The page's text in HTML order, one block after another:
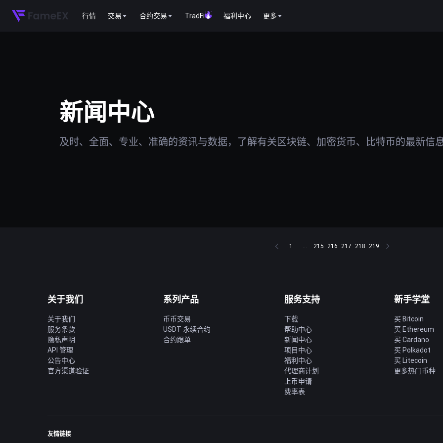
行情 交易 合约交易 TradFi 福利中心 更多
新闻中心
及时、全面、专业、准确的资讯与数据，了解有关区块链、加密货币、比特币的最新信
1 ... 215 216 217 218 219
关于我们
关于我们
服务条款
隐私声明
API 管理
公告中心
官方渠道验证
系列产品
币币交易
USDT 永续合约
合约跟单
服务支持
下载
帮助中心
新闻中心
项目中心
福利中心
代理商计划
上币申请
费率表
新手学堂
买 Bitcoin
买 Ethereum
买 Cardano
买 Polkadot
买 Litecoin
更多热门币种
友情链接